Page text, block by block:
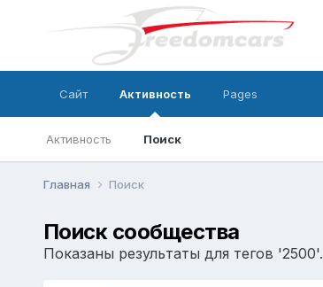
Сайт Активность
Активность Поиск
Pages
Главная Поиск
Поиск сообщества
Показаны результаты для тегов '2500'.